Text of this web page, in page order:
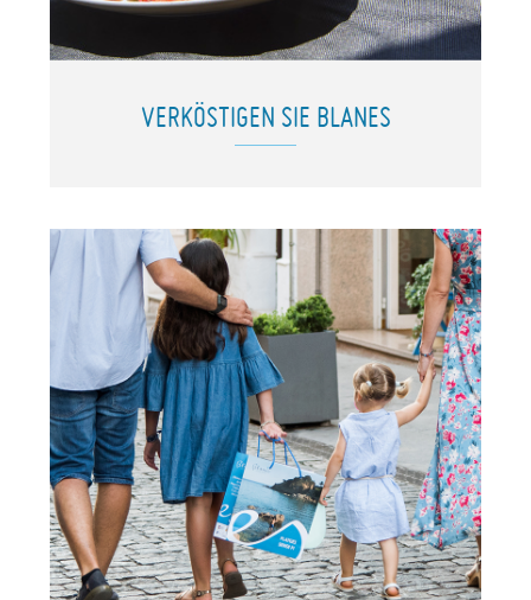
VERKÖSTIGEN SIE BLANES